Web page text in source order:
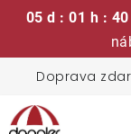
05 d : 01 h :
obsah
Doprava
Sedací